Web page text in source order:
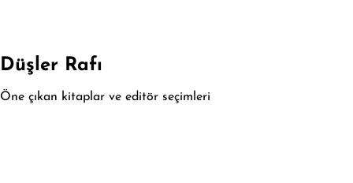
Düşler Rafı
Öne çıkan kitaplar ve editör seçimleri